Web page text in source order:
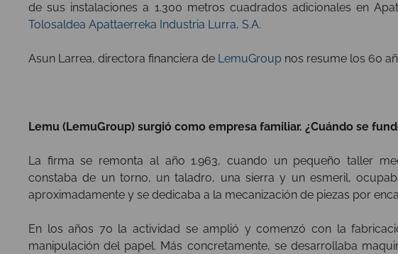
de sus instalaciones a 1.300 metros cuadrados adicionales en
Tolosaldea Apattaerreka Industria Lurra, S.A.
Asun Larrea, directora financiera de LemuGroup nos resume los 60
Lemu (LemuGroup) surgió como empresa familiar. ¿Cuándo se
La firma se remonta al año 1.963, cuando un pequeño taller
constaba de un torno, un taladro, una sierra y un esmeril,
aproximadamente y se dedicaba a la mecanización de piezas por
En los años 70 la actividad se amplió y comenzó con la
manipulación del papel. Más concretamente, se desarrollaba